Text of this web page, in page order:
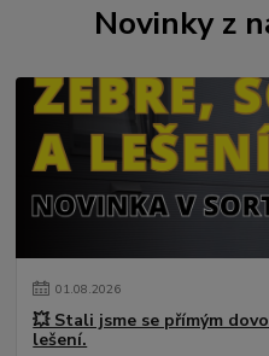
Novinky z
01.08.2026
💥 Stali jsme se přímým
lešení.